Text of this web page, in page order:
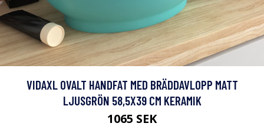
VIDAXL OVALT HANDFAT MED BRÄDDAVLOPP MATT
LJUSGRÖN 58,5X39 CM KERAMIK
1065 SEK